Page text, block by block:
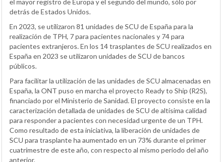
detrás de Estados Unidos.
En 2023, se utilizaron 81 unidades de SCU de España para la
realización de TPH, 7 para pacientes nacionales y 74 para
pacientes extranjeros. En los 14 trasplantes de SCU realizados en
España en 2023 se utilizaron unidades de SCU de bancos
públicos.
Para facilitar la utilización de las unidades de SCU almacenadas en
España, la ONT puso en marcha el proyecto Ready to Ship (R2S),
financiado por el Ministerio de Sanidad. El proyecto consiste en la
caracterización detallada de unidades de SCU de altísima calidad
para responder a pacientes con necesidad urgente de un TPH.
Como resultado de esta iniciativa, la liberación de unidades de
SCU para trasplante ha aumentado en un 73% durante el primer
cuatrimestre de este año, con respecto al mismo periodo del año
anterior.